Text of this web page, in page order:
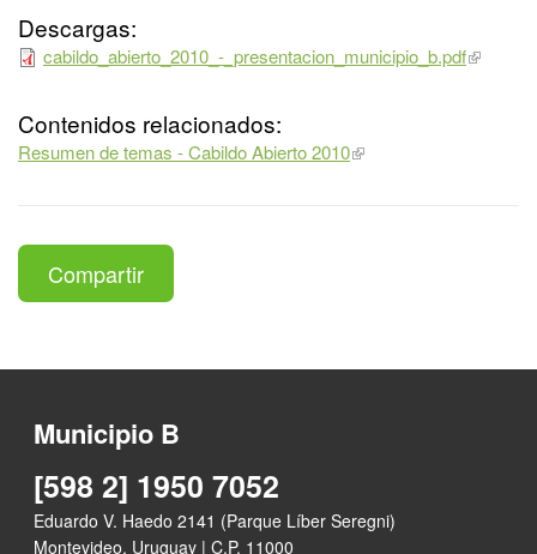
Descargas:
cabildo_abierto_2010_-_presentacion_municipio_b.pdf
Contenidos relacionados:
Resumen de temas - Cabildo Abierto 2010
Compartir
Municipio B
[598 2] 1950 7052
Eduardo V. Haedo 2141 (Parque Líber Seregni)
Montevideo, Uruguay | C.P. 11000